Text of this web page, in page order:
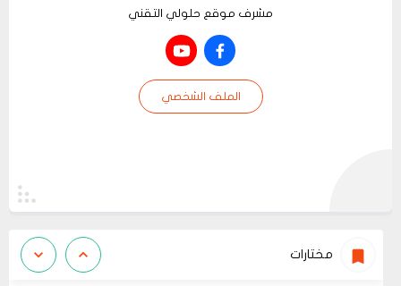
مشرف موقع حلولي التقني
الملف الشخصي
مختارات